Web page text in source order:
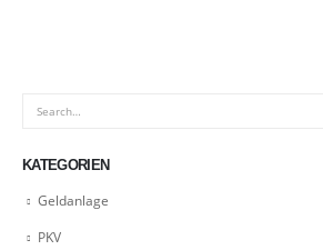
KATEGORIEN
Geldanlage
PKV